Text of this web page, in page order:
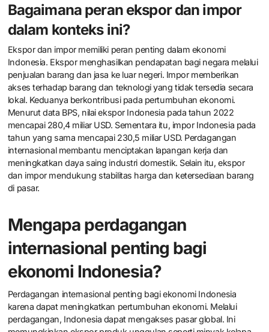
Bagaimana peran ekspor dan impor
dalam konteks ini?
Ekspor dan impor memiliki peran penting dalam ekonomi
Indonesia. Ekspor menghasilkan pendapatan bagi negara melalui
penjualan barang dan jasa ke luar negeri. Impor memberikan
akses terhadap barang dan teknologi yang tidak tersedia secara
lokal. Keduanya berkontribusi pada pertumbuhan ekonomi.
Menurut data BPS, nilai ekspor Indonesia pada tahun 2022
mencapai 280,4 miliar USD. Sementara itu, impor Indonesia pada
tahun yang sama mencapai 230,5 miliar USD. Perdagangan
internasional membantu menciptakan lapangan kerja dan
meningkatkan daya saing industri domestik. Selain itu, ekspor
dan impor mendukung stabilitas harga dan ketersediaan barang
di pasar.
Mengapa perdagangan
internasional penting bagi
ekonomi Indonesia?
Perdagangan internasional penting bagi ekonomi Indonesia
karena dapat meningkatkan pertumbuhan ekonomi. Melalui
perdagangan, Indonesia dapat mengakses pasar global. Ini